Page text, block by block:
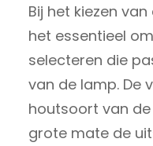
Bij het kiezen
het essentieel
selecteren die
van de lamp. De
houtsoort van
grote mate de